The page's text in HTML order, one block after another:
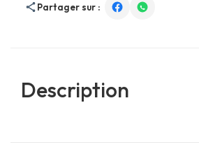
Partager sur :
Description